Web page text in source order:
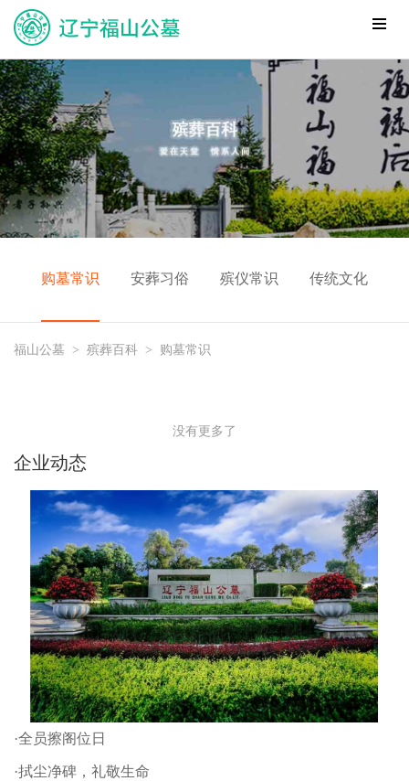
购墓常识 安葬习俗 殡仪常识 传统文化
福山公墓 > 殡葬百科 > 购墓常识
没有更多了
企业动态
·全员擦阁位日
·拭尘净碑，礼敬生命